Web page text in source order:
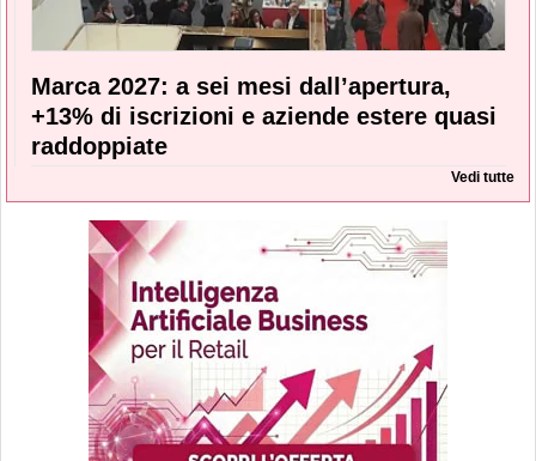
Marca 2027: a sei mesi dall’apertura,
+13% di iscrizioni e aziende estere quasi
raddoppiate
Vedi tutte